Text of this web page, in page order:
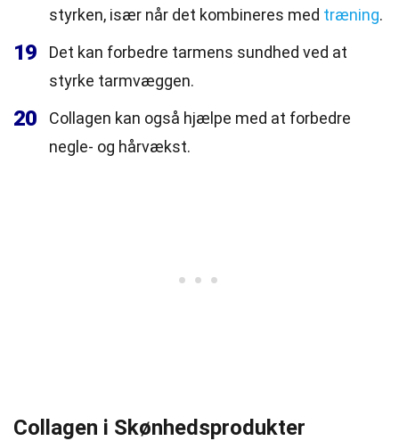
styrken, især når det kombineres med træning.
19
Det kan forbedre tarmens sundhed ved at
styrke tarmvæggen.
20
Collagen kan også hjælpe med at forbedre
negle- og hårvækst.
Collagen i Skønhedsprodukter